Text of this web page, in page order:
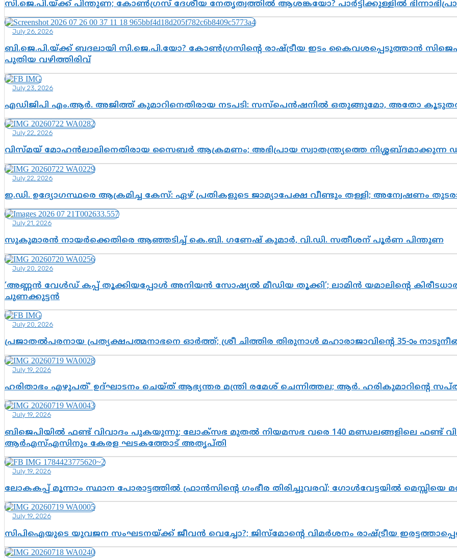
സി.ജെ.പി.യ്ക്ക് പിന്തുണ; കോൺഗ്രസ് ദേശീയ നേതൃത്വത്തിൽ ആശങ്കയോ? പാർട്ടിക്കുള്ളിൽ
July 26, 2026
ബി.ജെ.പി.യ്ക്ക് ബദലായി സി.ജെ.പി.യോ? കോൺഗ്രസിന്റെ രാഷ്ട്രീയ ഇടം കൈവശപ്പെടുത്താൻ
പുതിയ വഴിത്തിരിവ്
July 23, 2026
എഡിജിപി എം.ആർ. അജിത്ത് കുമാറിനെതിരായ നടപടി: സസ്പെൻഷനിൽ ഒതുങ്ങുമോ, അതോ
July 22, 2026
വിസ്മയ് മോഹൻലാലിനെതിരായ സൈബർ ആക്രമണം; അഭിപ്രായ സ്വാതന്ത്ര്യത്തെ നിശ്ശബ്ദമാക്കുന്ന
July 22, 2026
ഇ.ഡി. ഉദ്യോഗസ്ഥരെ ആക്രമിച്ച കേസ്: ഏഴ് പ്രതികളുടെ ജാമ്യാപേക്ഷ വീണ്ടും തള്ളി; അന്വേഷണം
July 21, 2026
സുകുമാരൻ നായർക്കെതിരെ ആഞ്ഞടിച്ച് കെ.ബി. ഗണേഷ് കുമാർ, വി.ഡി. സതീശന് പൂർണ പിന്തുണ
July 20, 2026
‘അണ്ണൻ വേൾഡ് കപ്പ് തൂക്കിയപ്പോൾ അനിയൻ സോഷ്യൽ മീഡിയ തൂക്കി’; ലാമിൻ യമാലിന്റെ
ചുണക്കുട്ടൻ
July 20, 2026
പ്രജാതൽപരനായ പ്രത്യക്ഷപത്മനാഭനെ ഓർത്ത്; ശ്രീ ചിത്തിര തിരുനാൾ മഹാരാജാവിന്റെ 35-ാം
July 19, 2026
ഹരിതാഭം എഴുപത്’ ഉദ്ഘാടനം ചെയ്ത് ആഭ്യന്തര മന്ത്രി രമേശ് ചെന്നിത്തല; ആർ.
July 19, 2026
ബിജെപിയിൽ ഫണ്ട് വിവാദം പുകയുന്നു; ലോക്സഭ മുതൽ നിയമസഭ വരെ 140 മണ്ഡലങ്ങളിലെ ഫണ്ട്
ആർഎസ്എസിനും കേരള ഘടകത്തോട് അതൃപ്തി
July 19, 2026
ലോകകപ്പ് മൂന്നാം സ്ഥാന പോരാട്ടത്തിൽ ഫ്രാൻസിന്റെ ഗംഭീര തിരിച്ചുവരവ്; ഗോൾവേട്ടയിൽ മെസ്സിയെ
July 19, 2026
സിപിഐയുടെ യുവജന സംഘടനയ്ക്ക് ജീവൻ വെച്ചോ?; ജിസ്മോന്റെ വിമർശനം രാഷ്ട്രീയ